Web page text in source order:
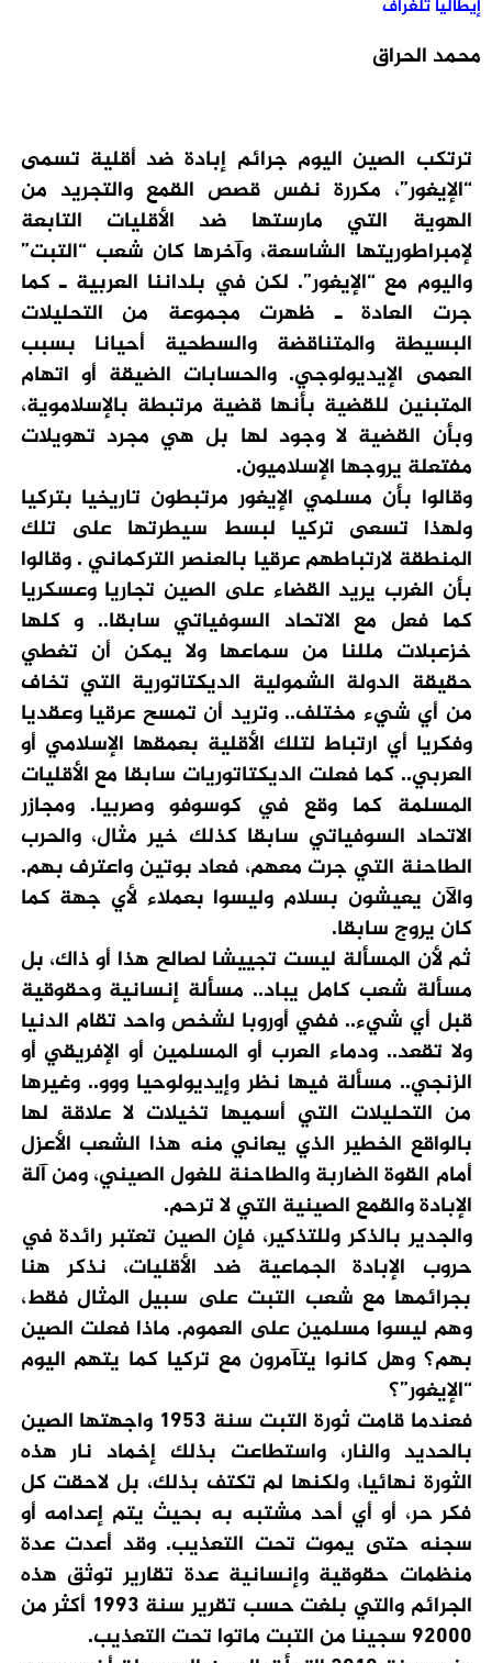
إيطاليا تلغراف
محمد الحراق
ترتكب الصين اليوم جرائم إبادة ضد أقلية تسمى
“الإيغور”، مكررة نفس قصص القمع والتجريد من
الهوية التي مارستها ضد الأقليات التابعة
لإمبراطوريتها الشاسعة، وآخرها كان شعب “التبت”
واليوم مع “الإيغور”. لكن في بلداننا العربية ـ كما
جرت العادة ـ ظهرت مجموعة من التحليلات
البسيطة والمتناقضة والسطحية أحيانا بسبب
العمى الإيديولوجي. والحسابات الضيقة أو اتهام
المتبنين للقضية بأنها قضية مرتبطة بالإسلاموية،
وبأن القضية لا وجود لها بل هي مجرد تهويلات
مفتعلة يروجها الإسلاميون.
وقالوا بأن مسلمي الإيغور مرتبطون تاريخيا بتركيا
ولهذا تسعى تركيا لبسط سيطرتها على تلك
المنطقة لارتباطهم عرقيا بالعنصر التركماني . وقالوا
بأن الغرب يريد القضاء على الصين تجاريا وعسكريا
كما فعل مع الاتحاد السوفياتي سابقا.. و كلها
خزعبلات مللنا من سماعها ولا يمكن أن تغطي
حقيقة الدولة الشمولية الديكتاتورية التي تخاف
من أي شيء مختلف.. وتريد أن تمسح عرقيا وعقديا
وفكريا أي ارتباط لتلك الأقلية بعمقها الإسلامي أو
العربي.. كما فعلت الديكتاتوريات سابقا مع الأقليات
المسلمة كما وقع في كوسوفو وصربيا. ومجازر
الاتحاد السوفياتي سابقا كذلك خير مثال، والحرب
الطاحنة التي جرت معهم، فعاد بوتين واعترف بهم.
والآن يعيشون بسلام وليسوا بعملاء لأي جهة كما
كان يروج سابقا.
ثم لأن المسألة ليست تجييشا لصالح هذا أو ذاك، بل
مسألة شعب كامل يباد.. مسألة إنسانية وحقوقية
قبل أي شيء.. ففي أوروبا لشخص واحد تقام الدنيا
ولا تقعد.. ودماء العرب أو المسلمين أو الإفريقي أو
الزنجي.. مسألة فيها نظر وإيديولوحيا ووو.. وغيرها
من التحليلات التي أسميها تخيلات لا علاقة لها
بالواقع الخطير الذي يعاني منه هذا الشعب الأعزل
أمام القوة الضاربة والطاحنة للغول الصيني، ومن آلة
الإبادة والقمع الصينية التي لا ترحم.
والجدير بالذكر وللتذكير، فإن الصين تعتبر رائدة في
حروب الإبادة الجماعية ضد الأقليات، نذكر هنا
بجرائمها مع شعب التبت على سبيل المثال فقط،
وهم ليسوا مسلمين على العموم. ماذا فعلت الصين
بهم؟ وهل كانوا يتآمرون مع تركيا كما يتهم اليوم
“الإيغور”؟
فعندما قامت ثورة التبت سنة 1953 واجهتها الصين
بالحديد والنار، واستطاعت بذلك إخماد نار هذه
الثورة نهائيا، ولكنها لم تكتف بذلك، بل لاحقت كل
فكر حر، أو أي أحد مشتبه به بحيث يتم إعدامه أو
سجنه حتى يموت تحت التعذيب. وقد أعدت عدة
منظمات حقوقية وإنسانية عدة تقارير توثق هذه
الجرائم والتي بلغت حسب تقرير سنة 1993 أكثر من
92000 سجينا من التبت ماتوا تحت التعذيب.